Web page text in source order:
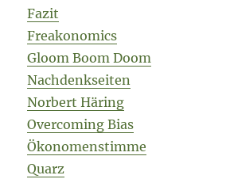
Fazit
Freakonomics
Gloom Boom Doom
Nachdenkseiten
Norbert Häring
Overcoming Bias
Ökonomenstimme
Quarz